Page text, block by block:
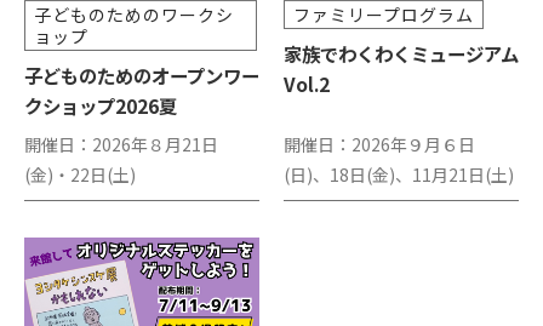
子どものためのワークシ
ョップ
子どものためのオープンワー
クショップ2026夏
開催日： 2026年８月21日
(金)・22日(土)
ファミリープログラム
家族でわくわくミュージアム
Vol.2
開催日： 2026年９月６日
(日)、18日(金)、11月21日(土)